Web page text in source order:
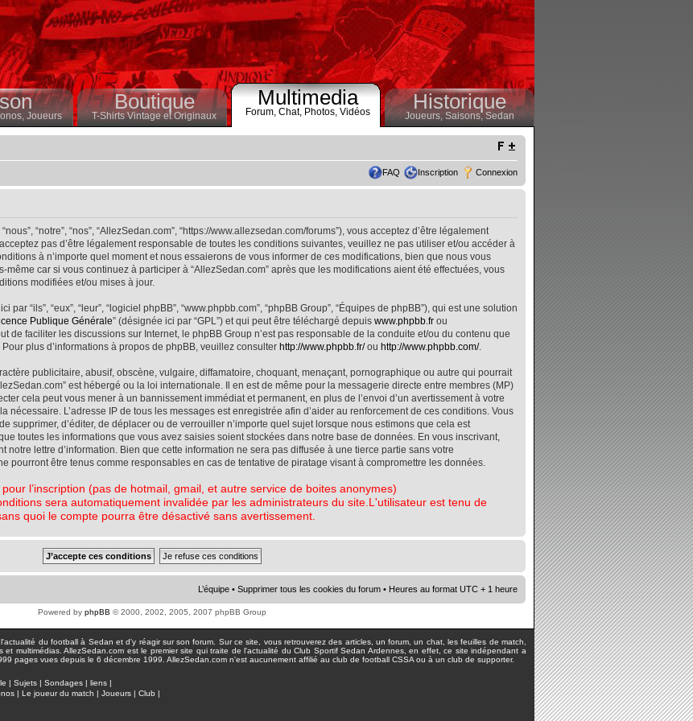
Joueurs
Boutique
T-Shirts Vintage et Originaux
Multimedia
Forum, Chat, Photos, Vidéos Historique
Joueurs, Saisons,Sedan
FAQ Inscription Connexion
“notre”, “nos”, “AllezSedan.com”, “https://www.allezsedan.com/forums”), vous acceptez d’être légalement
pas d’être légalement responsable de toutes les conditions suivantes, veuillez ne pas utiliser et/ou accéder à
à n’importe quel moment et nous essaierons de vous informer de ces modifications, bien que nous vous
car si vous continuez à participer à “AllezSedan.com” après que les modifications aient été effectuées, vous
modifiées et/ou mises à jour.
“ils”, “eux”, “leur”, “logiciel phpBB”, “www.phpbb.com”, “phpBB Group”, “Équipes de phpBB”), qui est une solution
Publique Générale” (désignée ici par “GPL”) et qui peut être téléchargé depuis www.phpbb.fr ou
de faciliter les discussions sur Internet, le phpBB Group n’est pas responsable de la conduite et/ou du contenu que
plus d’informations à propos de phpBB, veuillez consulter http://www.phpbb.fr/ou http://www.phpbb.com/.
publicitaire, abusif, obscène, vulgaire, diffamatoire, choquant, menaçant, pornographique ou autre qui pourrait
est hébergé ou la loi internationale. Il en est de même pour la messagerie directe entre membres (MP)
cela peut vous mener à un bannissement immédiat et permanent, en plus de l’envoi d’un avertissement à votre
nécessaire. L’adresse IP de tous les messages est enregistrée afin d’aider au renforcement de ces conditions. Vous
supprimer, d’éditer, de déplacer ou de verrouiller n’importe quel sujet lorsque nous estimons que cela est
toutes les informations que vous avez saisies soient stockées dans notre base de données. En vous inscrivant,
lettre d’information. Bien que cette information ne sera pas diffusée à une tierce partie sans votre
pourront être tenus comme responsables en cas de tentative de piratage visant à compromettre les données.
l’inscription (pas de hotmail, gmail, et autre service de boites anonymes)
sera automatiquement invalidée par les administrateurs du site.L'utilisateur est tenu de
quoi le compte pourra être désactivé sans avertissement.
L’équipe • Supprimer tous les cookies du forum • Heures au format UTC + 1 heure
Powered by phpBB © 2000, 2002, 2005, 2007 phpBB Group
du football à Sedan et d'y réagir sur son forum. Sur ce site, vous retrouverez des articles, un forum, un chat, les feuilles de match,
multimédias. AllezSedan.com est le premier site qui traite de l'actualité du Club Sportif Sedan Ardennes, en effet, ce site indépendant a
pages vues depuis le 6 décembre 1999. AllezSedan.com n'est aucunement affilié au club de football CSSA ou à un club de supporter.
| Sujets | Sondages | liens |
| Le joueur du match | Joueurs | Club |